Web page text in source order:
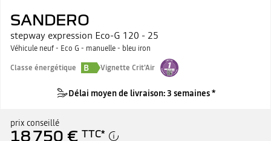
SANDERO
stepway expression Eco-G 120 - 25
Véhicule neuf - Eco G - manuelle - bleu iron
Classe énergétique
B Vignette Crit'Air
Délai moyen de livraison: 3 semaines *
prix conseillé
18 750 € TTC*